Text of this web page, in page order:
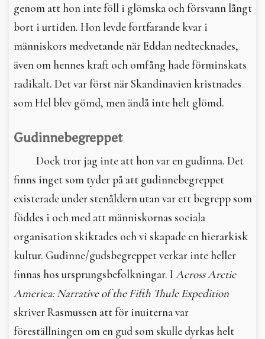
genom att hon inte föll i glömska och försvann långt
bort i urtiden. Hon levde fortfarande kvar i
människors medvetande när Eddan nedtecknades,
även om hennes kraft och omfång hade förminskats
radikalt. Det var först när Skandinavien kristnades
som Hel blev gömd, men ändå inte helt glömd.
Gudinnebegreppet
Dock tror jag inte att hon var en gudinna. Det
finns inget som tyder på att gudinnebegreppet
existerade under stenåldern utan var ett begrepp som
föddes i och med att människornas sociala
organisation skiktades och vi skapade en hierarkisk
kultur. Gudinne/gudsbegreppet verkar inte heller
finnas hos ursprungsbefolkningar. I Across Arctic
America: Narrative of the Fifth Thule Expedition
skriver Rasmussen att för inuiterna var
föreställningen om en gud som skulle dyrkas helt